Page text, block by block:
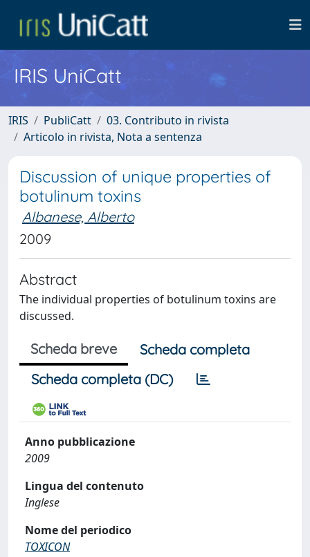
IRIS UniCatt
IRIS PubliCatt
03. Contributo in rivista
Articolo in rivista, Nota a sentenza
Discussion of unique properties of
botulinum toxins
Albanese, Alberto
2009
Abstract
The individual properties of botulinum toxins are
discussed.
Scheda breve
Scheda completa
Scheda completa (DC)
Anno pubblicazione
2009
Lingua del contenuto
Inglese
Nome del periodico
TOXICON